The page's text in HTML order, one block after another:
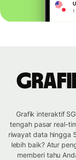
Grafik interaktif
tengah pasar real-
riwayat data hingga
lebih baik? Atur
memberi tahu